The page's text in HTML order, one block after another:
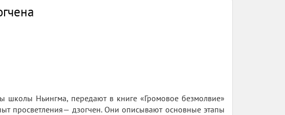
Ньингма, передают в книге «Громовое безмолвие»
просветления— дзогчен. Они описывают основные этапы